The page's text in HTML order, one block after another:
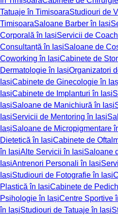
Tatuaje în TimișoaraStudiouri de
TimișoaraSaloane Barber în Iași
Corporală în IașiServicii de
Consultanță în IașiSaloane de
Coworking în IașiCabinete de
Dermatologie în IașiOrganizatori
IașiCabinete de Ginecologie în
IașiCabinete de Implanturi în Iași
IașiSaloane de Manichiură în Iași
IașiServicii de Mentoring în Iași
IașiSaloane de Micropigmentare
Dietetică în IașiCabinete de
în IașiAlte Servicii în IașiSaloane
IașiAntrenori Personali în Iași
IașiStudiouri de Fotografie în Iași
Plastică în IașiCabinete de
Psihologie în IașiCentre Sportive
în IașiStudiouri de Tatuaje în Iași